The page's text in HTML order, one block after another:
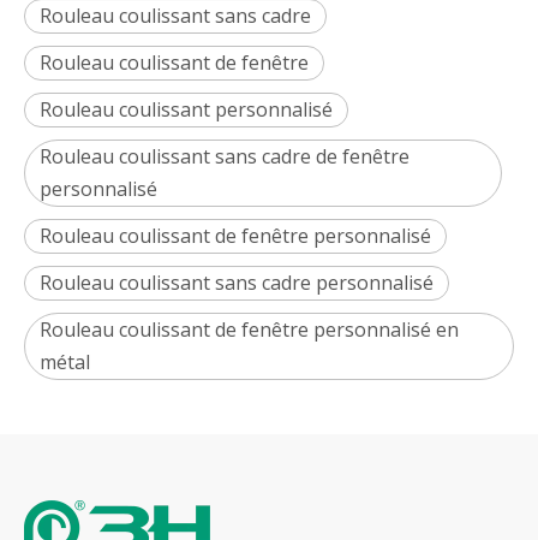
Rouleau coulissant sans cadre
Rouleau coulissant de fenêtre
Rouleau coulissant personnalisé
Rouleau coulissant sans cadre de fenêtre
personnalisé
Rouleau coulissant de fenêtre personnalisé
Rouleau coulissant sans cadre personnalisé
Rouleau coulissant de fenêtre personnalisé en
métal